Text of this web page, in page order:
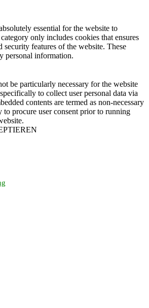
essential for the website to
only includes cookies that ensures
security features of the website. These
personal information.
be particularly necessary for the website
to collect user personal data via
contents are termed as non-necessary
to procure user consent prior to running